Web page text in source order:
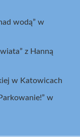
wodą” w
z Hanną
w Katowicach
w